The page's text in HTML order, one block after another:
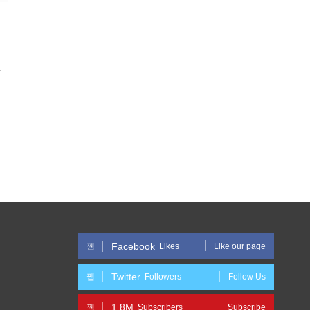
Facebook Likes Like our page
Twitter Followers Follow Us
1.8M Subscribers Subscribe